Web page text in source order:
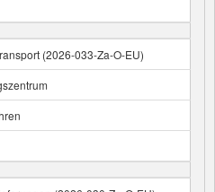
(2026-033-Za-O-EU)